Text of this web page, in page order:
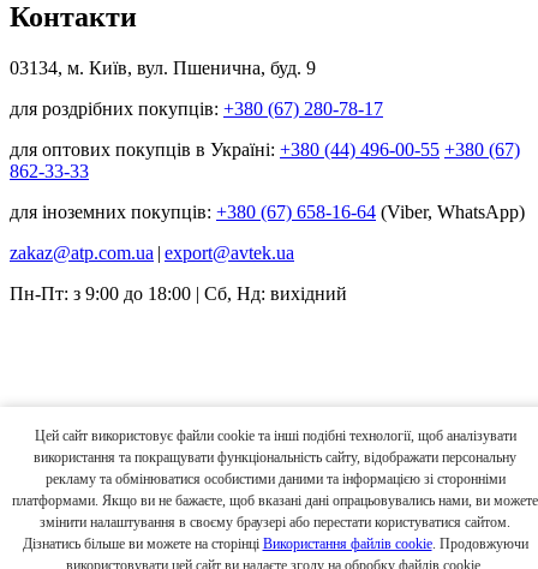
Цей сайт використовує файли cookie та інші подібні технології, щоб аналізувати
використання та покращувати функціональність сайту, відображати персональну
рекламу та обмінюватися особистими даними та інформацією зі сторонніми
платформами. Якщо ви не бажаєте, щоб вказані дані опрацьовувались нами, ви можете
змінити налаштування в своєму браузері або перестати користуватися сайтом.
Дізнатись більше ви можете на сторінці Використання файлів cookie. Продовжуючи
використовувати цей сайт ви надаєте згоду на обробку файлів cookie.
Контакти
03134, м. Київ, вул. Пшенична, буд. 9
для роздрібних покупців: +380 (67) 280-78-17
для оптових покупців в Україні: +380 (44) 496-00-55 +380 (67)
862-33-33
для іноземних покупців: +380 (67) 658-16-64 (Viber, WhatsApp)
zakaz@atp.com.ua | export@avtek.ua
Пн-Пт: з 9:00 до 18:00 | Сб, Нд: вихідний